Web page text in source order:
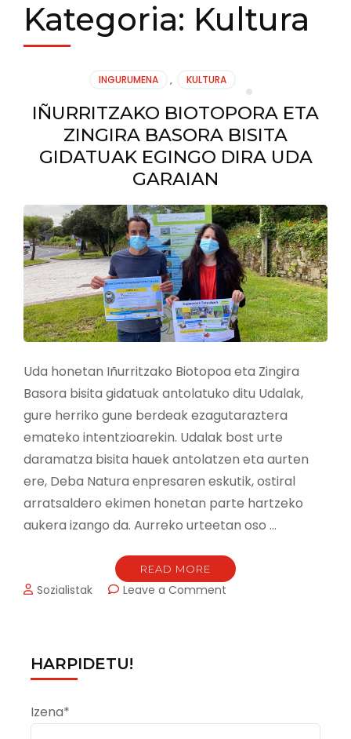
Kategoria: Kultura
INGURUMENA , KULTURA
IÑURRITZAKO BIOTOPORA ETA
ZINGIRA BASORA BISITA
GIDATUAK EGINGO DIRA UDA
GARAIAN
Uda honetan Iñurritzako Biotopoa eta Zingira
Basora bisita gidatuak antolatuko ditu Udalak,
gure herriko gune berdeak ezagutaraztera
emateko intentzioarekin. Udalak bost urte
daramatza bisita hauek antolatzen eta aurten
ere, Deba Natura enpresaren eskutik, ostiral
arratsaldero ekimen honetan parte hartzeko
aukera izango da. Aurreko urteetan oso …
READ MORE
Sozialistak Leave a Comment
EGINGO
HARPIDETU!
Izena*